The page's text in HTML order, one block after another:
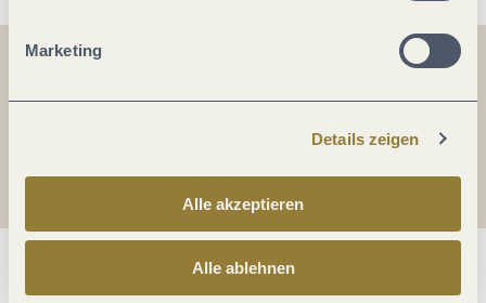
Marketing
Details zeigen
Alle akzeptieren
Alle ablehnen
Was möchtest du als nächstes tun?